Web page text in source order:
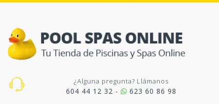
¿Alguna pregunta? Llámanos
604 44 12 32 - 623 60 86 98